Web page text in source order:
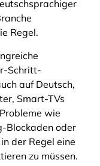
Regel.
Schritt-
auf Deutsch,
Smart-TVs
wie
Blockaden oder
der Regel eine
zu müssen.